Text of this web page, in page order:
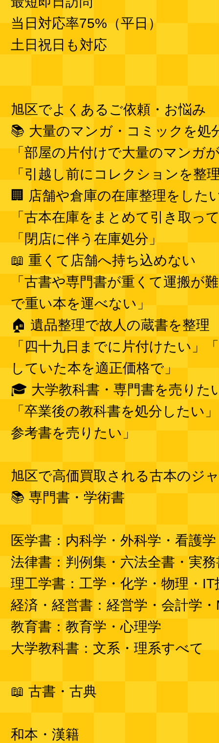
当日対応率75%（平日）
土日祝日も対応
旭区でよくあるご依頼・お悩み
📚 大量のマンガ・コミックを処
「部屋の片付けで大量のマンガ
「引越し前にコレクションを整
🏢 店舗や倉庫の在庫整理をした
「古本在庫をまとめて引き取っ
「閉店に伴う在庫処分」
📖 重くて店舗へ持ち込めない
「古書や専門書が重くて運搬が
で重い本を運べない」
🏠 遺品整理で故人の蔵書を整理
「四十九日までに片付けたい」
していた本を適正価格で」
🎓 大学教科書・専門書を売りた
「卒業後の教科書を処分したい
参考書を売りたい」
旭区で高価買取される古本のジ
📚 専門書・学術書
医学書：内科学・外科学・看護
法律書：判例集・六法全書・実務
理工学書：工学・化学・物理・IT
経済・経営書：経営学・会計学
教育書：教育学・心理学
大学教科書：文系・理系すべて
📖 古書・古典
和本・漢籍